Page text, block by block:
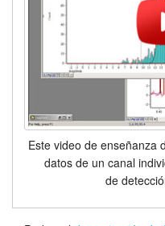
Este video de enseñanza
datos de un canal
de